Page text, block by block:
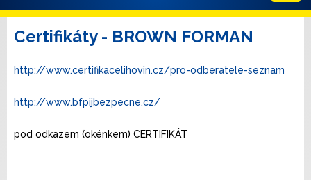
Certifikáty - BROWN FORMAN
http://www.certifikacelihovin.cz/pro-odberatele-seznam
http://www.bfpijbezpecne.cz/
pod odkazem (okénkem) CERTIFIKÁT